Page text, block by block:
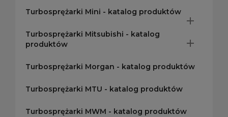
Turbosprężarki Mini - katalog produktów

Turbosprężarki Mitsubishi - katalog
produktów

Turbosprężarki Morgan - katalog produktów
Turbosprężarki MTU - katalog produktów
Turbosprężarki MWM - katalog produktów